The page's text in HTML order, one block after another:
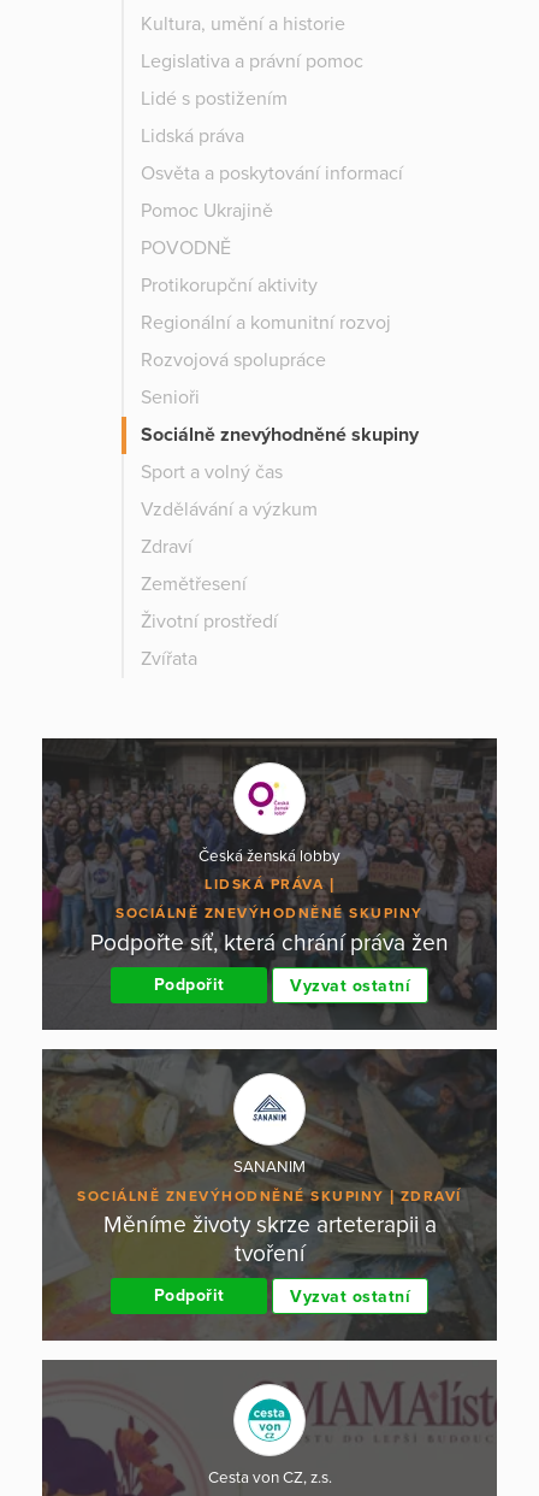
Kultura, umění a historie
Legislativa a právní pomoc
Lidé s postižením
Lidská práva
Osvěta a poskytování informací
Pomoc Ukrajině
POVODNĚ
Protikorupční aktivity
Regionální a komunitní rozvoj
Rozvojová spolupráce
Senioři
Sociálně znevýhodněné skupiny
Sport a volný čas
Vzdělávání a výzkum
Zdraví
Zemětřesení
Životní prostředí
Zvířata
Česká ženská lobby
LIDSKÁ PRÁVA
SOCIÁLNĚ ZNEVÝHODNĚNÉ SKUPINY
Podpořte síť, která chrání práva žen
Podpořit Vyzvat ostatní
SANANIM
SOCIÁLNĚ ZNEVÝHODNĚNÉ SKUPINY ZDRAVÍ
Měníme životy skrze arteterapii a
tvoření
Podpořit Vyzvat ostatní
Cesta von CZ, z.s.